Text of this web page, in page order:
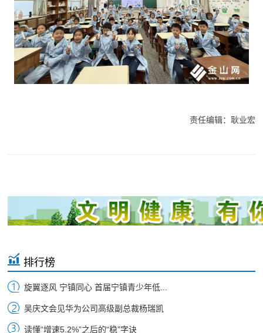
责任编辑：耿业宏
排行榜
旋翼逐风 宁镇同心 首届宁镇青少年低...
吴庆文会见华为公司高级副总裁杨瑞凯
读懂“增速5.2%”之后的“稳”字诀